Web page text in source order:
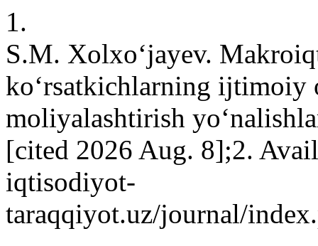
1.
S.M. Xolxo‘jayev.
ko‘rsatkichlarning
moliyalashtirish
[cited 2026 Aug. 8];2.
iqtisodiyot-
taraqqiyot.uz/journal/